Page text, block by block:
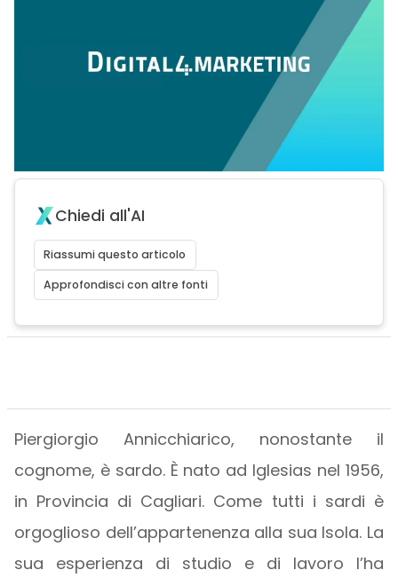
Chiedi all'AI
Riassumi questo articolo
Approfondisci con altre fonti
Piergiorgio Annicchiarico, nonostante il
cognome, è sardo. È nato ad Iglesias nel 1956,
in Provincia di Cagliari. Come tutti i sardi è
orgoglioso dell’appartenenza alla sua Isola. La
sua esperienza di studio e di lavoro l’ha